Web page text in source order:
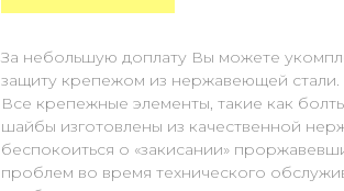
За небольшую доплату Вы можете
защиту крепежом из нержавеющей стали.
Все крепежные элементы, такие как
шайбы изготовлены из качественной
беспокоиться о «закисании»
проблем во время технического